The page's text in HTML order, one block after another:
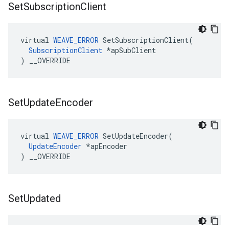
SetSubscriptionClient
virtual WEAVE_ERROR SetSubscriptionClient(
SubscriptionClient *apSubClient
) __OVERRIDE
SetUpdateEncoder
virtual WEAVE_ERROR SetUpdateEncoder(
UpdateEncoder *apEncoder
) __OVERRIDE
SetUpdated